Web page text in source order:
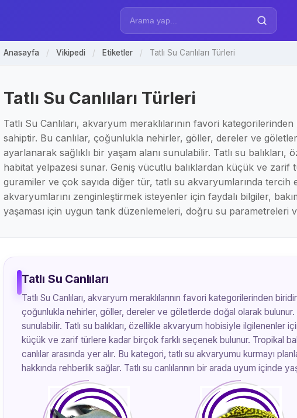
Anasayfa / Vikipedi / Etiketler / Tatlı Su Canlıları Türleri
Tatlı Su Canlıları Türleri
Tatlı Su Canlıları, akvaryum meraklılarının favori
sahiptir. Bu canlılar, çoğunlukla nehirler, göller, dereler ve
ayarlanarak sağlıklı bir yaşam alanı sunulabilir. Tatlı su
habitat yelpazesi sunar. Geniş vücutlu balıklardan küçük ve
guramiler ve çok sayıda diğer tür, tatlı su akvaryumlarında
akvaryumlarını zenginleştirmek isteyenler için faydalı bilgiler,
yaşaması için uygun tank düzenlemeleri, doğru su parametreleri
Tatlı Su Canlıları
Tatlı Su Canlıları, akvaryum meraklılarının favori kategorilerinden
çoğunlukla nehirler, göller, dereler ve göletlerde doğal olarak bulunur.
sunulabilir. Tatlı su balıkları, özellikle akvaryum hobisiyle ilgilenenler
küçük ve zarif türlere kadar birçok farklı seçenek bulunur. Tropikal
canlılar arasında yer alır. Bu kategori, tatlı su akvaryumu kurmayı
hakkında rehberlik sağlar. Tatlı su canlılarının bir arada uyum